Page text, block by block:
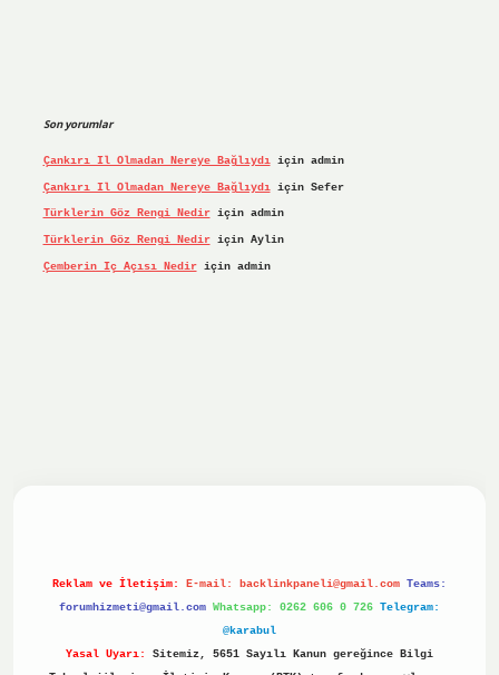
Son yorumlar
Çankırı Il Olmadan Nereye Bağlıydıiçin admin
Çankırı Il Olmadan Nereye Bağlıydıiçin Sefer
Türklerin Göz Rengi Nediriçin admin
Türklerin Göz Rengi Nediriçin Aylin
Çemberin Iç Açısı Nediriçin admin
Reklam ve İletişim: E-mail: backlinkpaneli@gmail.com Teams:
forumhizmeti@gmail.com Whatsapp: 0262 606 0 726 Telegram:
@karabul
Yasal Uyarı:
Sitemiz, 5651 Sayılı Kanun gereğince Bilgi